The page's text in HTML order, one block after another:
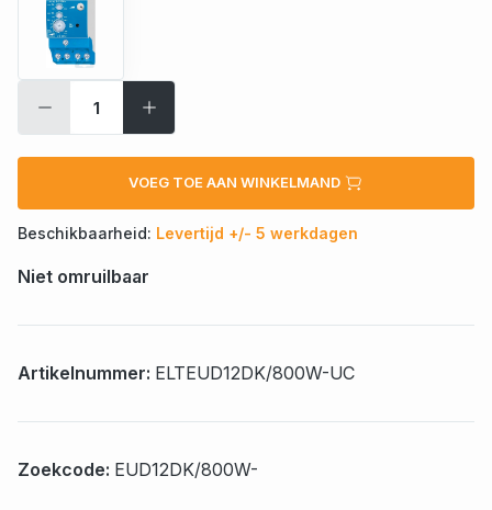
VOEG TOE AAN WINKELMAND
Beschikbaarheid: Levertijd +/- 5 werkdagen
Niet omruilbaar
Artikelnummer: ELTEUD12DK/800W-UC
Zoekcode: EUD12DK/800W-